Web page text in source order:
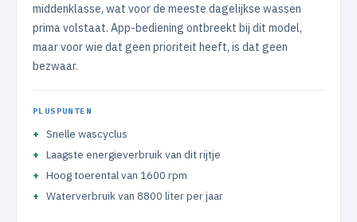
middenklasse, wat voor de meeste dagelijkse wassen
prima volstaat. App-bediening ontbreekt bij dit model,
maar voor wie dat geen prioriteit heeft, is dat geen
bezwaar.
PLUSPUNTEN
Snelle wascyclus
Laagste energieverbruik van dit rijtje
Hoog toerental van 1600 rpm
Waterverbruik van 8800 liter per jaar